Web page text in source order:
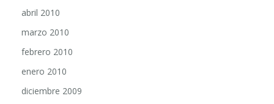
abril 2010
marzo 2010
febrero 2010
enero 2010
diciembre 2009